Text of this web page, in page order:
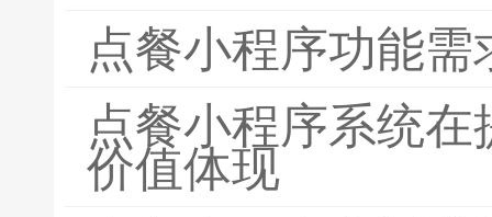
点餐小程序功能
点餐小程序系统
价值体现